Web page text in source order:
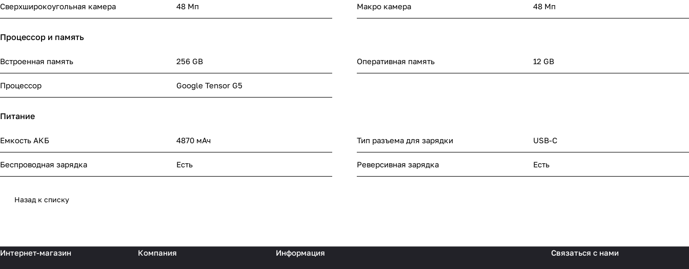
Сверхширокоугольная камера 48 Мп Макро камера 48 Мп
Процессор и память
Встроенная память 256 GB Оперативная память 12 GB
Процессор Google Tensor G5
Питание
Емкость АКБ 4870 мАч Тип разъема для зарядки USB-C
Беспроводная зарядка Есть Реверсивная зарядка Есть
Назад к списку
Интернет-магазин Компания Информация Связаться с нами